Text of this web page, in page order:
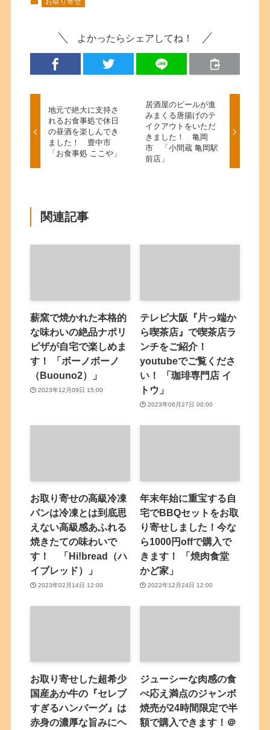
よかったらシェアしてね！
地元で絶大に支持さ
れるお食事処で休日
の昼酒を楽しんでき
ました！ 豊中市
「お食事処 ここや」
居酒屋のビールが進
みまくる唐揚げのテ
イクアウトをいただ
きました！ 亀岡
市 「小間蔵 亀岡駅
前店」
関連記事
薪窯で焼かれた本格的
な味わいの絶品ナポリ
ピザが自宅で楽しめま
す！ 「ボーノボーノ
（Buouno2）」
2023年12月09日 15:00
テレビ大阪『片っ端か
ら喫茶店』で喫茶店ラ
ンチをご紹介！
youtubeでご覧くださ
い！ 「珈琲専門店 イ
トウ」
2023年06月27日 00:00
お取り寄せの高級冷凍
パンは冷凍とは到底思
えない高級感あふれる
焼きたての味わいで
す！ 「Hi!bread（ハ
イブレッド）」
2023年02月14日 12:00
年末年始に重宝する自
宅でBBQセットをお取
り寄せしました！今な
ら1000円offで購入で
きます！ 「焼肉食堂
かど家」
2022年12月24日 12:00
お取り寄せした超希少
国産あか牛の『セレブ
すぎるハンバーグ』は
赤身の濃厚な旨みにヘ
ジューシーな肉感の食
べ応え満点のジャンボ
焼売が24時間限定で半
額で購入できます！＠